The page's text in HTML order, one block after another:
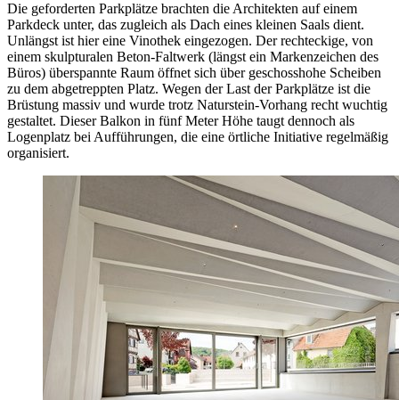
Die geforderten Parkplätze brachten die Architekten auf einem
Parkdeck unter, das zugleich als Dach eines kleinen Saals dient.
Unlängst ist hier eine Vinothek eingezogen. Der rechteckige, von
einem skulpturalen Beton-Faltwerk (längst ein Markenzeichen des
Büros) überspannte Raum öffnet sich über geschosshohe Scheiben
zu dem abgetreppten Platz. Wegen der Last der Parkplätze ist die
Brüstung massiv und wurde trotz Naturstein-Vorhang recht wuchtig
gestaltet. Dieser Balkon in fünf Meter Höhe taugt dennoch als
Logenplatz bei Aufführungen, die eine örtliche Initiative regelmäßig
organisiert.